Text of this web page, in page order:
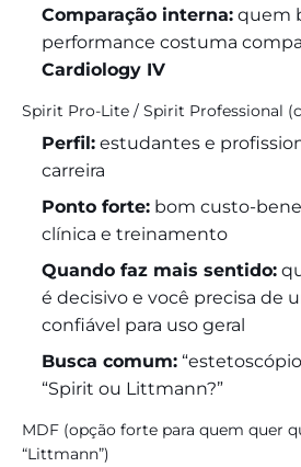
Comparação interna: quem
performance costuma
Cardiology IV
Spirit Pro-Lite / Spirit Professional
Perfil: estudantes e
carreira
Ponto forte: bom custo-
clínica e treinamento
Quando faz mais sentido:
é decisivo e você precisa de
confiável para uso geral
Busca comum:
“Spirit ou Littmann?”
MDF (opção forte para quem quer
“Littmann”)